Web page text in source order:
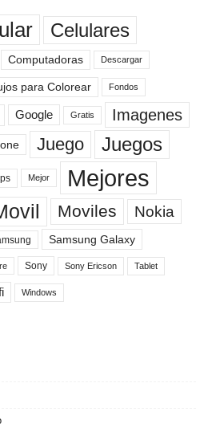
Celulares
Computadoras Descargar
para Colorear Fondos
Google Gratis Imagenes
Juego Juegos
Mejor Mejores
Moviles Nokia
Samsung Galaxy
Sony Sony Ericson Tablet
Windows